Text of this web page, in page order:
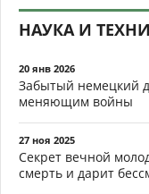
НАУКА И
20 янв 2026
Забытый немецкий
меняющим войны
27 ноя 2025
Секрет вечной
смерть и дарит